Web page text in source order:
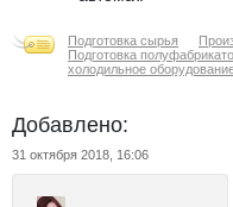
Подготовка сырья
Подготовка
холодильное
Добавлено:
31 октября 2018, 16:06